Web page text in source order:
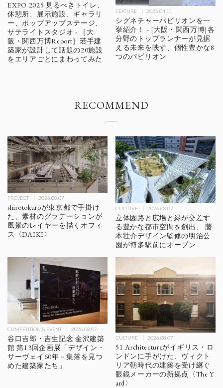
EXPO 2025 見るべきトイレ、
休憩所、展示施設、ギャラリ
ー、ポップアップステージ、
サテライトスタジオ - ［大
阪・関西万博Reoort］若手建
築家が設計して話題の20施設
をエリアごとにまわってみた
FEATURE 2025.04.11
シグネチャーパビリオンを一
挙紹介！ - [大阪・関西万博]各
分野のトップランナーが見据
える未来を映す、個性豊かな8
つのパビリオン
RECOMMEND
PROJECT 2026.08.07
shirotokuroが東京都で手掛け
た、素材のグラデーションが
風景のレイヤーを描くオフィ
ス〈DAIKI〉
CULTURE 2026.08.07
立体園路と広場と緑が交差す
る豊かな都市空間を創出、 藤
本壮介デザイン監修の明治公
園が博多駅前にオープン
COMPETITION & EVENT 2026.08.07
谷口吉郎・吉生記念 金沢建築
館 第13回企画展「デザイン・
サーヴェイ60年－集落を見つ
めた建築家たち」
CULTURE 2026.08.07
51 Architectureがイギリス・ロ
ンドンに手がけた、ヴィクト
リア朝時代の建築を受け継ぐ
眼鏡メーカーの新拠点〈The Y
ard〉